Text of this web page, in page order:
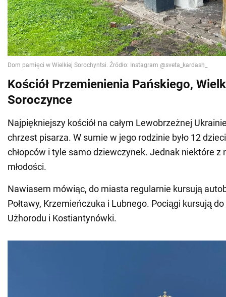
Kościół Przemienienia Pańskiego,
Soroczynce
Najpiękniejszy kościół na całym Lewobrzeżnej
chrzest pisarza. W sumie w jego rodzinie było 12
chłopców i tyle samo dziewczynek. Jednak niektóre z
młodości.
Nawiasem mówiąc, do miasta regularnie kursują
Połtawy, Krzemieńczuka i Lubnego. Pociągi kursują
Użhorodu i Kostiantynówki.